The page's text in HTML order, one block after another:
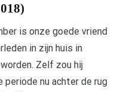
is onze goede vriend
in zijn huis in
Zelf zou hij
periode nu achter de rug